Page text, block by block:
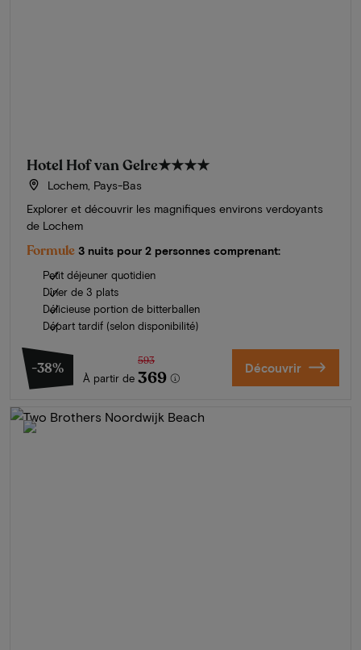
Hotel Hof van Gelre★★★★
Lochem, Pays-Bas
Explorer et découvrir les magnifiques environs verdoyants
de Lochem
Formule 3 nuits pour 2 personnes comprenant:
Petit déjeuner quotidien
Dîner de 3 plats
Délicieuse portion de bitterballen
Départ tardif (selon disponibilité)
-38%
À partir de
593
369 Découvrir